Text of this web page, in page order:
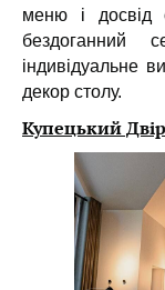
меню і досвід
бездоганний
індивідуальне
декор столу.
Купецький Двір